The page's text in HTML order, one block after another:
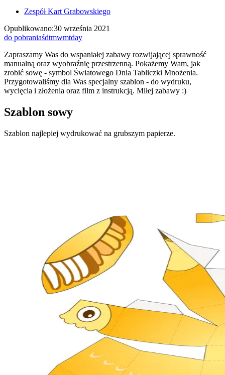
Zespół Kart Grabowskiego
Opublikowano:30 września 2021
do pobraniaśdtmwmtday
Zapraszamy Was do wspaniałej zabawy rozwijającej sprawność
manualną oraz wyobraźnię przestrzenną. Pokażemy Wam, jak
zrobić sowę - symbol Światowego Dnia Tabliczki Mnożenia.
Przygotowaliśmy dla Was specjalny szablon - do wydruku,
wycięcia i złożenia oraz film z instrukcją. Miłej zabawy :)
Szablon sowy
Szablon najlepiej wydrukować na grubszym papierze.